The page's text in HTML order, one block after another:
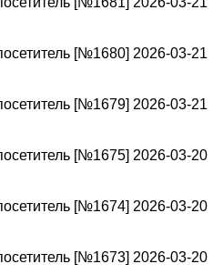
[№1680] 2026-03-21
[№1679] 2026-03-21
[№1675] 2026-03-20
[№1674] 2026-03-20
[№1673] 2026-03-20